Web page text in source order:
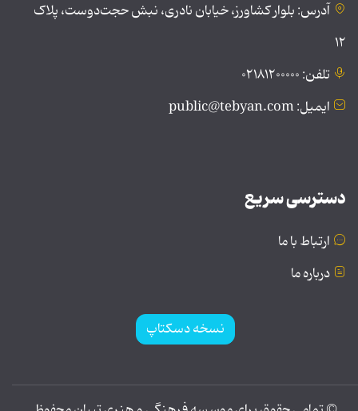
آدرس: بلوار کشاورز، خیابان نادری، نبش حجت‌دوست، پلاک
۱۲
تلفن: ۰۲۱۸۱۲۰۰۰۰۰
ایمیل: public@tebyan.com
دسترسی سریع
ارتباط با ما
درباره ما
نسخه دسکتاپ